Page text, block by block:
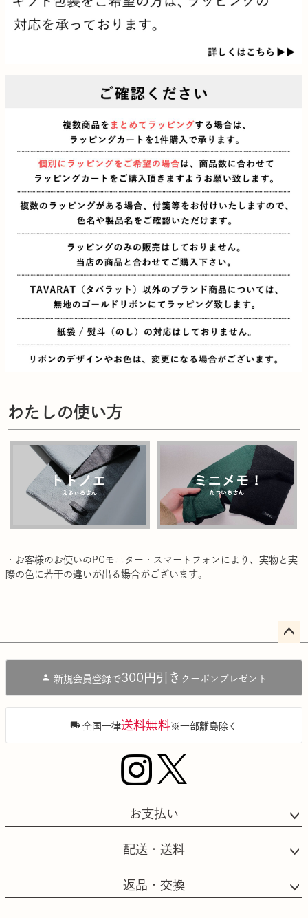
わたしの使い方
・お客様のお使いのPCモニター・スマートフォンにより、実物と実
際の色に若干の違いが出る場合がございます。
へ
新規会員登録で300円引き クーポンプレゼント
全国一律送料無料※一部離島除く
お支払い
配送・送料
返品・交換